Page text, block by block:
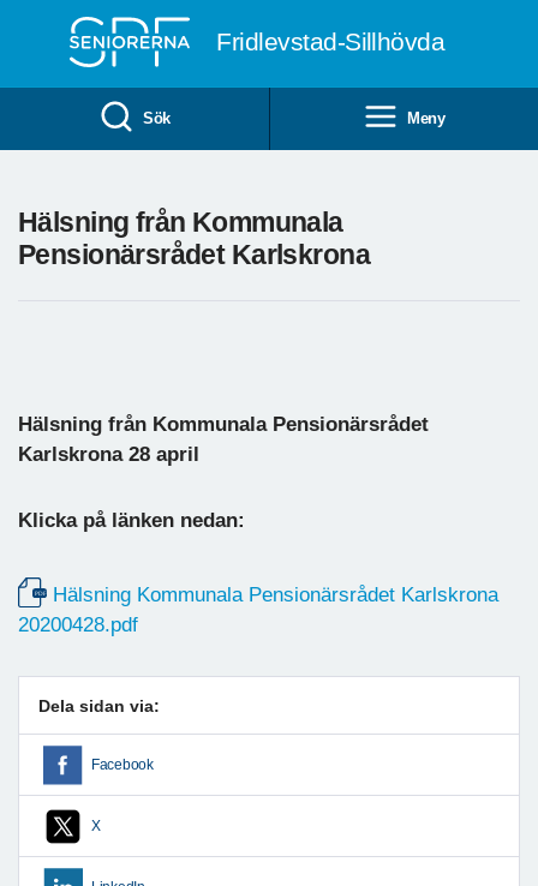
Fridlevstad-Sillhövda
Sök Meny
Hälsning från Kommunala
Pensionärsrådet Karlskrona
Hälsning från Kommunala Pensionärsrådet
Karlskrona 28 april
Klicka på länken nedan:
Hälsning Kommunala Pensionärsrådet Karlskrona
20200428.pdf
Dela sidan via:
Facebook
X